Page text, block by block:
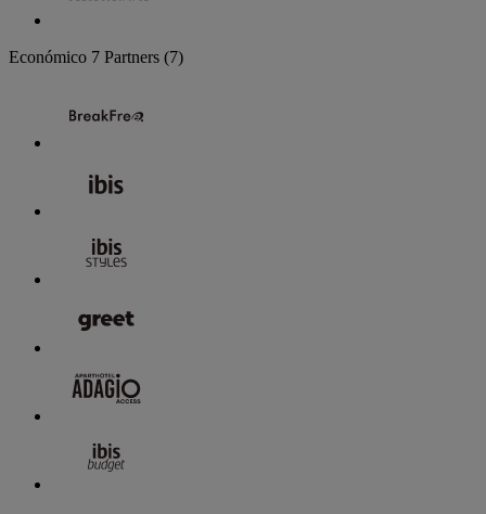
Económico 7 Partners (7)